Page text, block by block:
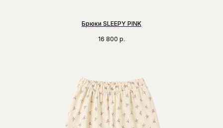
Брюки SLEEPY PINK
16 800 р.